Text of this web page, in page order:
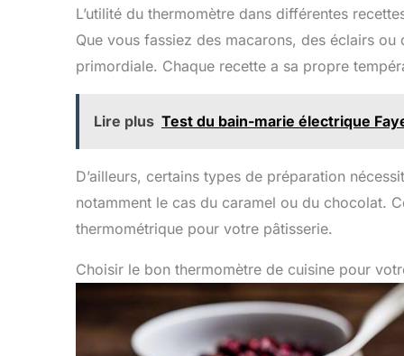
fabrication de bonbons.
Haute Précision : Le
numérique pour est
rapidement et avec
précision de la
température : ±0,5 °C.
Sonde de 13cm de Long et
Température : Le
une sonde alimentaire en
acier inoxydable de 13
cm, suffisamment longue
pour éviter de vous brûler
les mains pendant la
mesure ; plage de
à
de
L’utilité du thermomètre dans différentes
Que vous fassiez des macarons, des éclairs ou
primordiale. Chaque recette a sa propre
Lire plus Test du bain-marie électrique
D’ailleurs, certains types de préparation
notamment le cas du caramel ou du chocolat.
thermométrique pour votre pâtisserie.
Choisir le bon thermomètre de cuisine pour